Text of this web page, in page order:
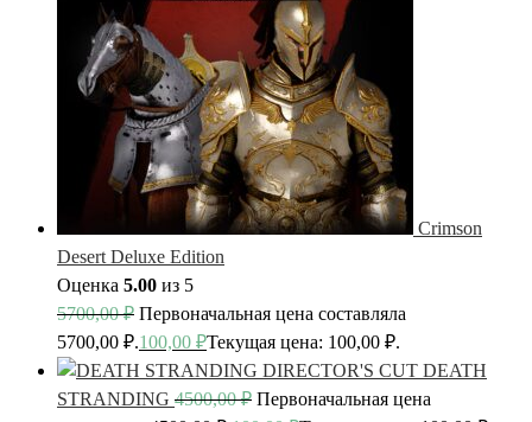
Crimson
Desert Deluxe Edition
Оценка 5.00 из 5
5700,00₽ Первоначальная цена составляла
5700,00 ₽.100,00 ₽Текущая цена: 100,00 ₽.
DEATH
STRANDING 4500,00₽ Первоначальная цена